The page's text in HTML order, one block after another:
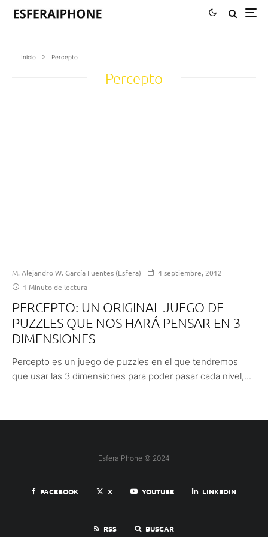
Inicio Percepto
Percepto
M. Alejandro W. García Fuentes (Esfera)
4 septiembre, 2012
1 Minuto de lectura
PERCEPTO: UN ORIGINAL JUEGO DE
PUZZLES QUE NOS HARÁ PENSAR EN 3
DIMENSIONES
Percepto es un juego de puzzles en el que tendremos
que usar las 3 dimensiones para poder pasar cada nivel,...
EsferaiPhone © 2024
FACEBOOK X YOUTUBE LINKEDIN
RSS BUSCAR